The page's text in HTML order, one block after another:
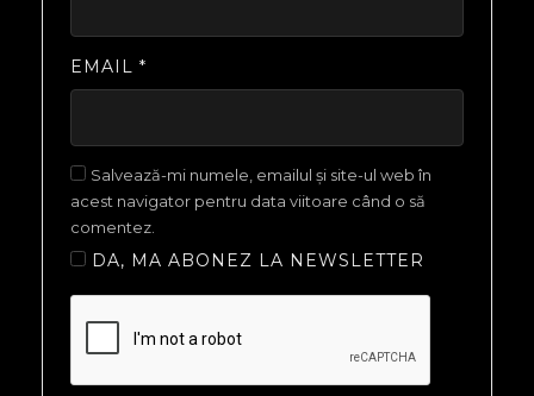
EMAIL *
Salvează-mi numele, emailul și site-ul web în
acest navigator pentru data viitoare când o să
comentez.
DA, MA ABONEZ LA NEWSLETTER